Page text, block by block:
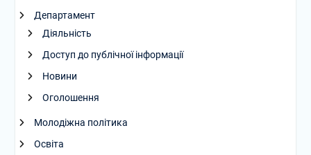
Департамент
Діяльність
Доступ до публічної інформації
Новини
Оголошення
Молодіжна політика
Освіта